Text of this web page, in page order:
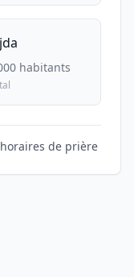
habitants
de prière